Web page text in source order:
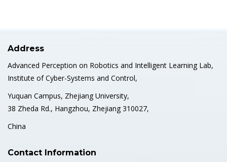
Address
Advanced Perception on Robotics and Intelligent Learning Lab,
Institute of Cyber-Systems and Control,
Yuquan Campus, Zhejiang University,
38 Zheda Rd., Hangzhou, Zhejiang 310027,
China
Contact Information